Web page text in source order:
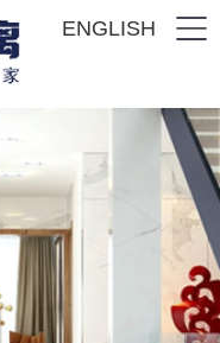
ENGLISH